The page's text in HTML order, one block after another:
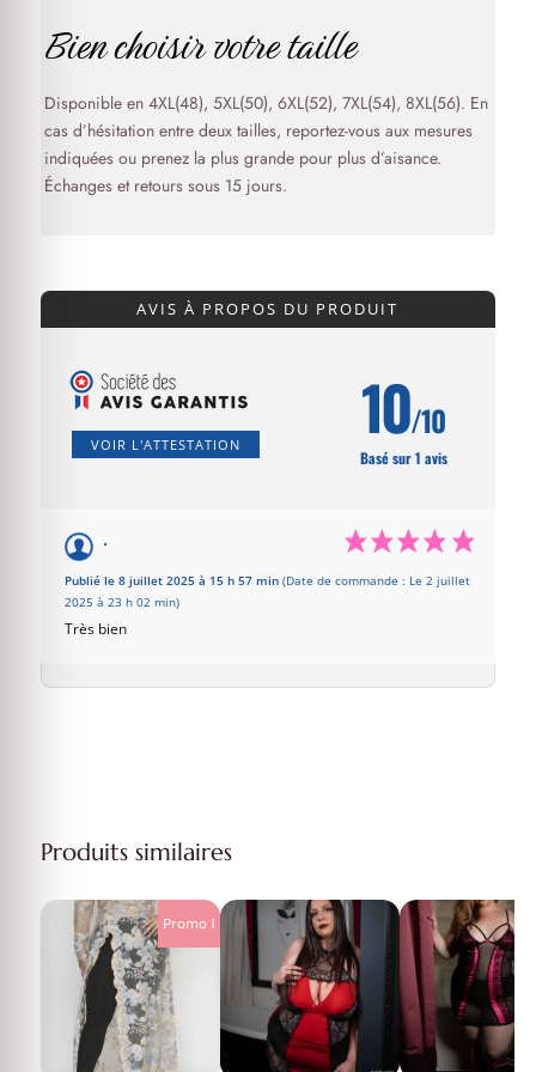
Bien choisir votre taille
Disponible en 4XL(48), 5XL(50), 6XL(52), 7XL(54), 8XL(56). En
cas d’hésitation entre deux tailles, reportez-vous aux mesures
indiquées ou prenez la plus grande pour plus d’aisance.
Échanges et retours sous 15 jours.
AVIS À PROPOS DU PRODUIT
VOIR L'ATTESTATION 10/10
Basé sur 1 avis
.
Publié le 8 juillet 2025 à 15 h 57 min (Date de commande : Le 2 juillet
2025 à 23 h 02 min)
Très bien
Produits similaires
Promo !